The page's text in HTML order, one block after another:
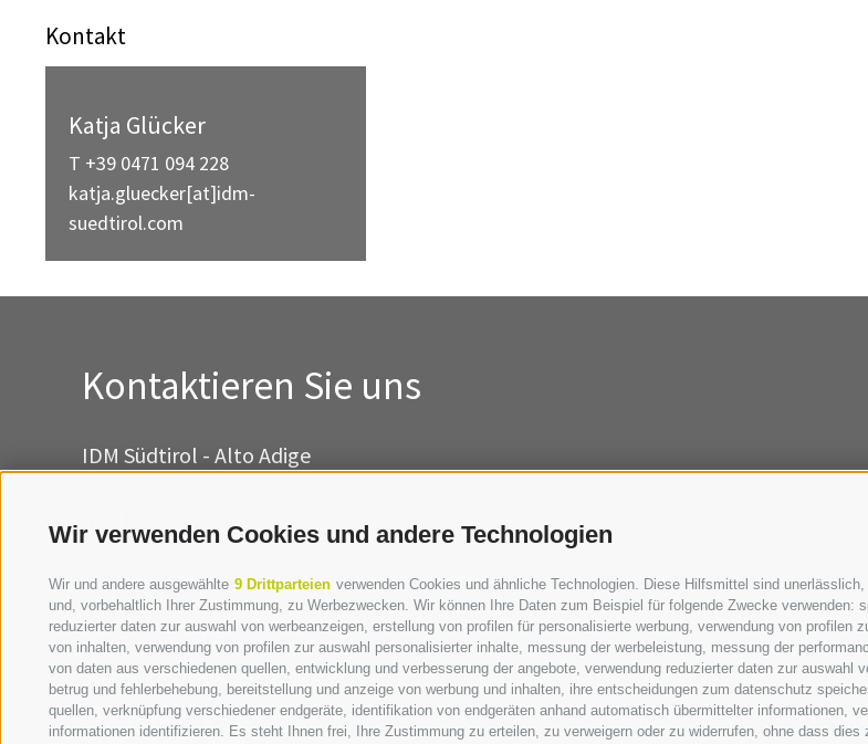
Wir verwenden Cookies und andere Technologien
Wir und andere ausgewählte 9 Drittparteien verwenden Cookies und ähnliche Technologien. Diese Hilfsmittel sind
und, vorbehaltlich Ihrer Zustimmung, zu Werbezwecken. Wir können Ihre Daten zum Beispiel für folgende Zwecke
reduzierter daten zur auswahl von werbeanzeigen, erstellung von profilen für personalisierte werbung, verwendung von
von inhalten, verwendung von profilen zur auswahl personalisierter inhalte, messung der werbeleistung, messung der
von daten aus verschiedenen quellen, entwicklung und verbesserung der angebote, verwendung reduzierter daten zur
betrug und fehlerbehebung, bereitstellung und anzeige von werbung und inhalten, ihre entscheidungen zum datenschutz
quellen, verknüpfung verschiedener endgeräte, identifikation von endgeräten anhand automatisch übermittelter informationen,
informationen identifizieren. Es steht Ihnen frei, Ihre Zustimmung zu erteilen, zu verweigern oder zu widerrufen, ohne dass
Kontakt
Katja Glücker
T +39 0471 094 228
katja.gluecker[at]idm-
suedtirol.com
Kontaktieren Sie uns
IDM Südtirol - Alto Adige
info[at]idm-suedtirol.com
idm[at]pec.idm-suedtirol.com
SCHREIBEN SIE UNS!
HIER FINDEN SIE UNS